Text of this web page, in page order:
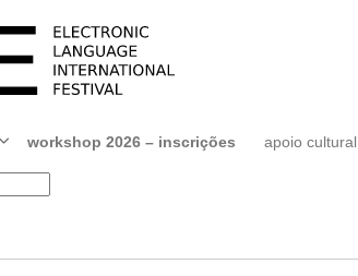
Abrir
menu
workshop 2026 – inscrições apoio cultural